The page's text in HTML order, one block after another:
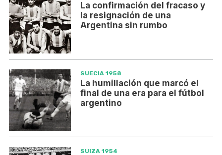
La confirmación del fracaso y
la resignación de una
Argentina sin rumbo
SUECIA 1958
La humillación que marcó el
final de una era para el fútbol
argentino
SUIZA 1954